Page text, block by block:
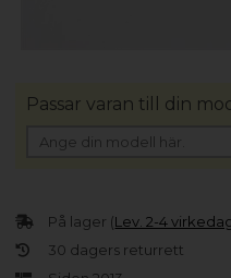
På lager (Lev. 2-4
30 dagers returrett
Passar varan till din